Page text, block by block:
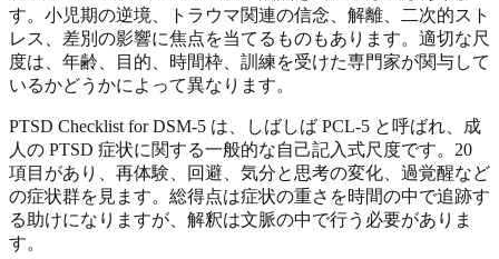
す。小児期の逆境、トラウマ関連の信念、解離、二次的スト
レス、差別の影響に焦点を当てるものもあります。適切な尺
度は、年齢、目的、時間枠、訓練を受けた専門家が関与して
いるかどうかによって異なります。
PTSD Checklist for DSM-5 は、しばしば PCL-5 と呼ばれ、成
人の PTSD 症状に関する一般的な自己記入式尺度です。20
項目があり、再体験、回避、気分と思考の変化、過覚醒など
の症状群を見ます。総得点は症状の重さを時間の中で追跡す
る助けになりますが、解釈は文脈の中で行う必要がありま
す。